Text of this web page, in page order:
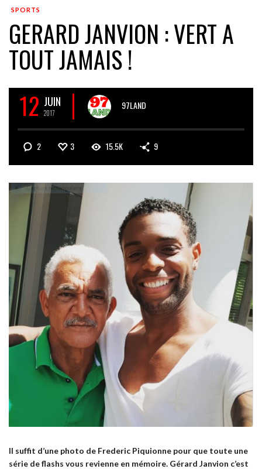
SPORTS
GERARD JANVION : VERT A
TOUT JAMAIS !
12 JUIN
2017
97LAND
2 3 15.5K 9
Il suffit d’une photo de Frederic Piquionne pour que toute une
série de flashs vous revienne en mémoire. Gérard Janvion c’est